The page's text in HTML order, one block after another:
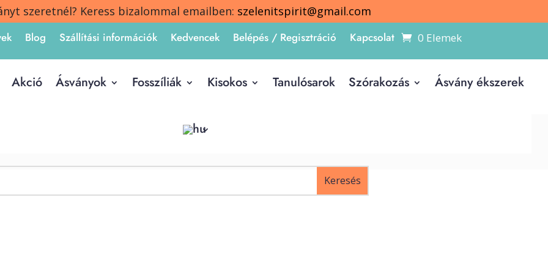
szeretnél? Keress bizalommal emailben: szelenitspirit@gmail.com
Blog Szállítási információk Kedvencek Belépés / Regisztráció Kapcsolat 0 Elemek
Akció Ásványok Fosszíliák Kisokos Tanulósarok Szórakozás Ásvány ékszerek